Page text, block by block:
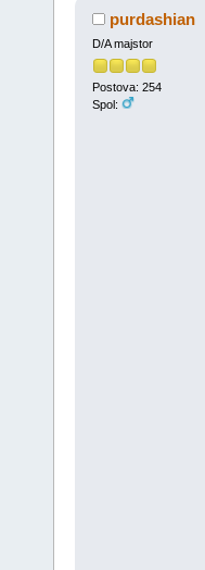
purdashian
D/A majstor
Postova: 254
Spol: